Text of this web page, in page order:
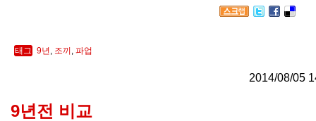
태그 9년 , 조끼 ,파업
2014/08/05
9년전 비교